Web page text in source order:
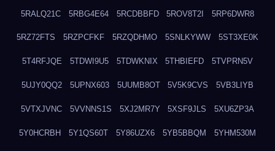
5RALQ21C 5RBG4E64 5RCDBBFD 5ROV8T2I 5RP6DWR8
5RZ72FTS 5RZPCFKF 5RZQDHMO 5SNLKYWW 5ST3XE0K
5T4RFJQE 5TDWI9U5 5TDWKNIX 5THBIEFD 5TVPRN5V
5UJY0QQ2 5UPNX603 5UUMB8OT 5V5K9CVS 5VB3LIYB
5VTXJVNC 5VVNNS1S 5XJ2MR7Y 5XSF9JLS 5XU6ZP3A
5Y0HCRBH 5Y1QS60T 5Y86UZX6 5YB5BBQM 5YHM530M